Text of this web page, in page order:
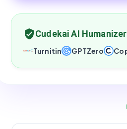
Cudekai AI
Turnitin GPTZero